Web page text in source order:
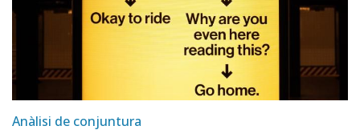
Anàlisi de conjuntura